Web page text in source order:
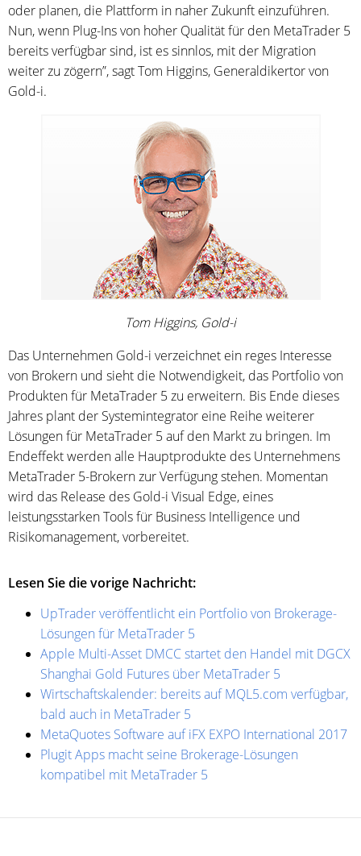
oder planen, die Plattform in naher Zukunft einzuführen.
Nun, wenn Plug-Ins von hoher Qualität für den MetaTrader 5
bereits verfügbar sind, ist es sinnlos, mit der Migration
weiter zu zögern”, sagt Tom Higgins, Generaldikertor von
Gold-i.
Tom Higgins, Gold-i
Das Unternehmen Gold-i verzeichnet ein reges Interesse
von Brokern und sieht die Notwendigkeit, das Portfolio von
Produkten für MetaTrader 5 zu erweitern. Bis Ende dieses
Jahres plant der Systemintegrator eine Reihe weiterer
Lösungen für MetaTrader 5 auf den Markt zu bringen. Im
Endeffekt werden alle Hauptprodukte des Unternehmens
MetaTrader 5-Brokern zur Verfügung stehen. Momentan
wird das Release des Gold-i Visual Edge, eines
leistungsstarken Tools für Business Intelligence und
Risikomanagement, vorbereitet.
Lesen Sie die vorige Nachricht:
UpTrader veröffentlicht ein Portfolio von Brokerage-
Lösungen für MetaTrader 5
Apple Multi-Asset DMCC startet den Handel mit DGCX
Shanghai Gold Futures über MetaTrader 5
Wirtschaftskalender: bereits auf MQL5.com verfügbar,
bald auch in MetaTrader 5
MetaQuotes Software auf iFX EXPO International 2017
Plugit Apps macht seine Brokerage-Lösungen
kompatibel mit MetaTrader 5